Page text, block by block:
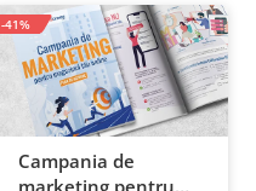
Campania de
-41%